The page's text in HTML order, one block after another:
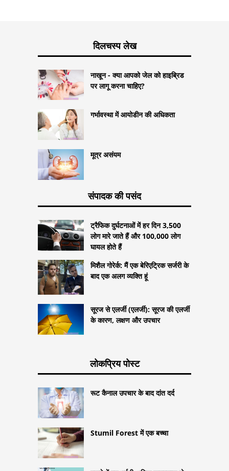
दिलचस्प लेख
नाखून - क्या आपको जेल को हाइब्रिड
पर लागू करना चाहिए?
गर्भावस्था में आयोडीन की अधिकता
मूत्र असंयम
संपादक की पसंद
ट्रैफिक दुर्घटनाओं में हर दिन 3,500
लोग मारे जाते हैं और 100,000 लोग
घायल होते हैं
मिशैल गोरेर्क: मैं एक बेरिएट्रिक सर्जरी के
बाद एक अलग व्यक्ति हूं
सूरज से एलर्जी (एलर्जी): सूरज की एलर्जी
के कारण, लक्षण और उपचार
लोकप्रिय पोस्ट
रूट कैनाल उपचार के बाद दांत दर्द
Stumil Forest में एक बच्चा